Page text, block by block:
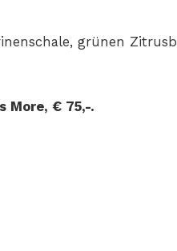
grünen
More, € 75,-.